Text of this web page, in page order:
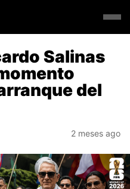
Salinas
del
2 meses ago